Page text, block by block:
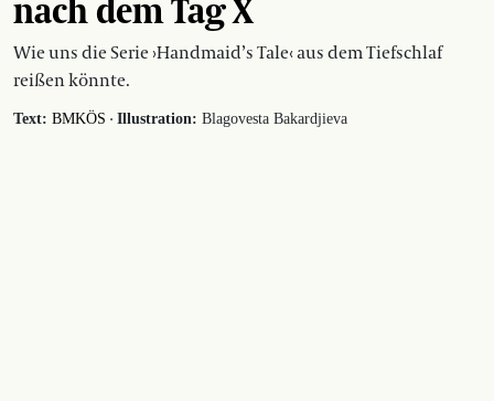
Wie uns die Serie ›Handmaid’s Tale‹ aus dem Tiefschlaf
reißen könnte.
Text: BMKÖS · Illustration: Blagovesta Bakardjieva